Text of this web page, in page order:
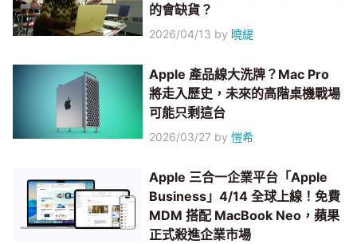
的會缺貨？
2026/04/13 by 曉緹
Apple 產品線大洗牌？Mac Pro
將走入歷史，未來的高階桌機戰場
可能只剩這台
2026/03/27 by愷希
Apple 三合一企業平台「Apple
Business」4/14 全球上線！免費
MDM 搭配 MacBook Neo，蘋果
正式殺進企業市場